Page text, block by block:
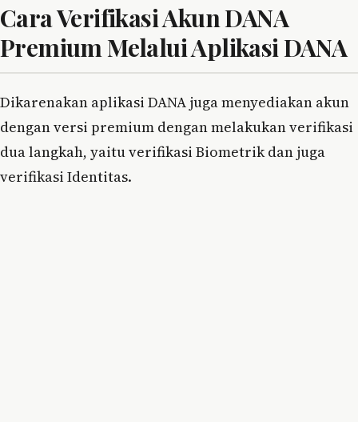
Cara Verifikasi Akun DANA
Premium Melalui Aplikasi DANA
Dikarenakan aplikasi DANA juga menyediakan akun
dengan versi premium dengan melakukan verifikasi
dua langkah, yaitu verifikasi Biometrik dan juga
verifikasi Identitas.